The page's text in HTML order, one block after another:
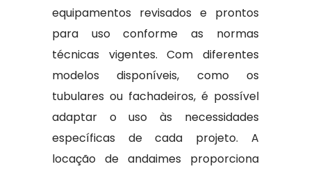
equipamentos revisados e prontos
para uso conforme as normas
técnicas vigentes. Com diferentes
modelos disponíveis, como os
tubulares ou fachadeiros, é possível
adaptar o uso às necessidades
específicas de cada projeto. A
locação de andaimes proporciona